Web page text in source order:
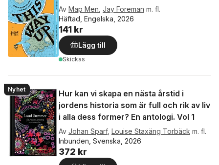
Av Map Men Jay Foreman m. fl.
Häftad, Engelska, 2026
141 kr
Lägg till
Skickas
Nyhet
Hur kan vi skapa en nästa årstid i
jordens historia som är full och rik av liv
i alla dess former? En antologi. Vol 1
Av Johan Sparf, Louise Staxäng Torbäck m. fl.
Inbunden, Svenska, 2026
372 kr